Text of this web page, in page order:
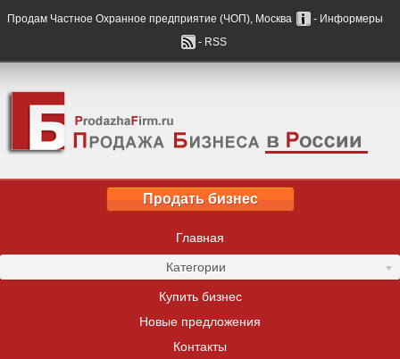
Продам Частное Охранное предприятие (ЧОП), Москва
- Информеры
- RSS
Продать бизнес
Главная
Категории
Купить бизнес
Новые предложения
Контакты